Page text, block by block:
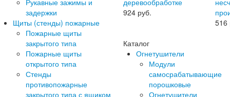
задержки
Щиты (стенды) пожарные
Пожарные щиты
закрытого типа
Пожарные щиты
открытого типа
Стенды
противопожарные
закрытого типа с ящиком
924 руб.
516
Каталог
Огнетушители
Модули
самосрабатывающие
порошковые
Огнетушители